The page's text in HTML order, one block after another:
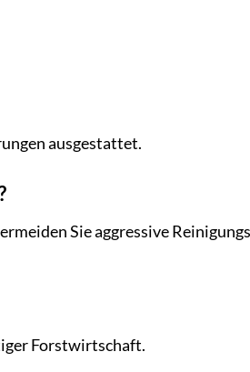
ausgestattet.
Sie aggressive
Forstwirtschaft.